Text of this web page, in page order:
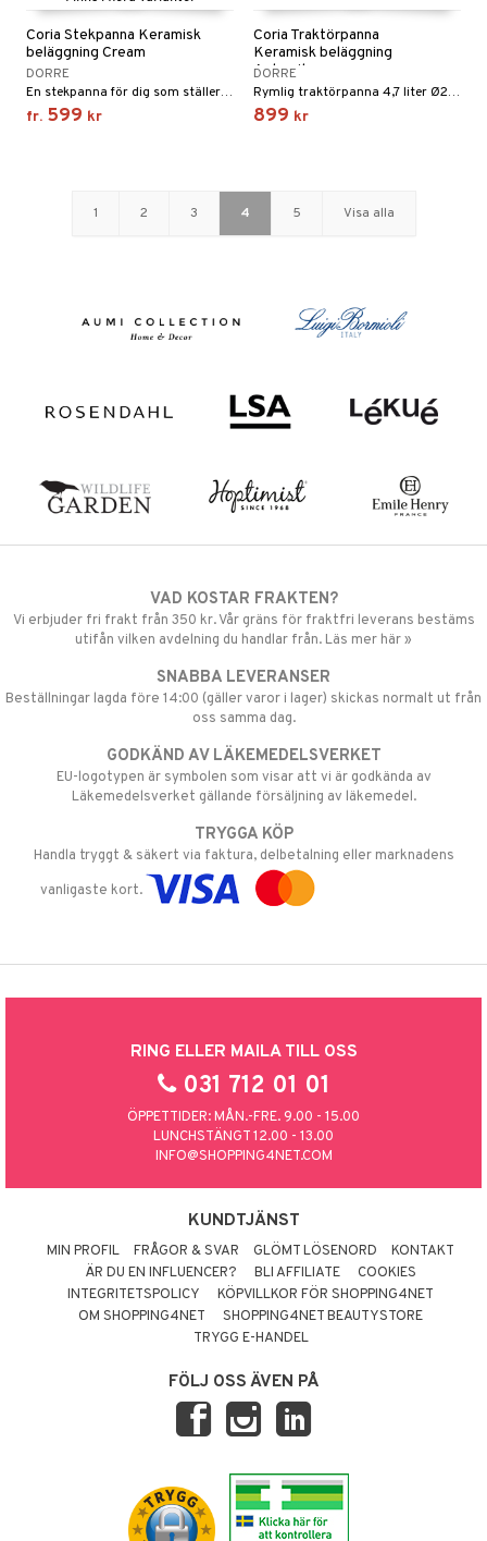
Coria Stekpanna Keramisk
beläggning Cream
DORRE
En stekpanna för dig som ställer höga krav på både prestanda och hållbarhet.
fr. 599 kr
Coria Traktörpanna
Keramisk beläggning
Antracit
DORRE
Rymlig traktörpanna 4,7 liter Ø28 cm med KFFC keramisk beläggning (generation 8) som ger riktigt bra non-stick-effekt utan PFAS.
899 kr
1 2 3 4 5 Visa alla
VAD KOSTAR FRAKTEN?
Vi erbjuder fri frakt från 350 kr. Vår gräns för fraktfri leverans bestäms
utifån vilken avdelning du handlar från. Läs mer här »
SNABBA LEVERANSER
Beställningar lagda före 14:00 (gäller varor i lager) skickas normalt ut från
oss samma dag.
GODKÄND AV LÄKEMEDELSVERKET
EU-logotypen är symbolen som visar att vi är godkända av
Läkemedelsverket gällande försäljning av läkemedel.
TRYGGA KÖP
Handla tryggt & säkert via faktura, delbetalning eller marknadens
vanligaste kort.
RING ELLER MAILA TILL OSS
031 712 01 01
ÖPPETTIDER: MÅN.-FRE. 9.00 - 15.00
LUNCHSTÄNGT 12.00 - 13.00
INFO@SHOPPING4NET.COM
KUNDTJÄNST
MIN PROFIL FRÅGOR & SVAR GLÖMT LÖSENORD
KONTAKT
ÄR DU EN INFLUENCER?
BLI AFFILIATE
COOKIES
INTEGRITETSPOLICY
KÖPVILLKOR FÖR SHOPPING4NET
OM SHOPPING4NET
SHOPPING4NET BEAUTYSTORE
TRYGG E-HANDEL
FÖLJ OSS ÄVEN PÅ